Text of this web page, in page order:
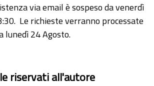
via email è sospeso da venerdì
Le richieste verranno processate
lunedì 24 Agosto.
riservati all'autore